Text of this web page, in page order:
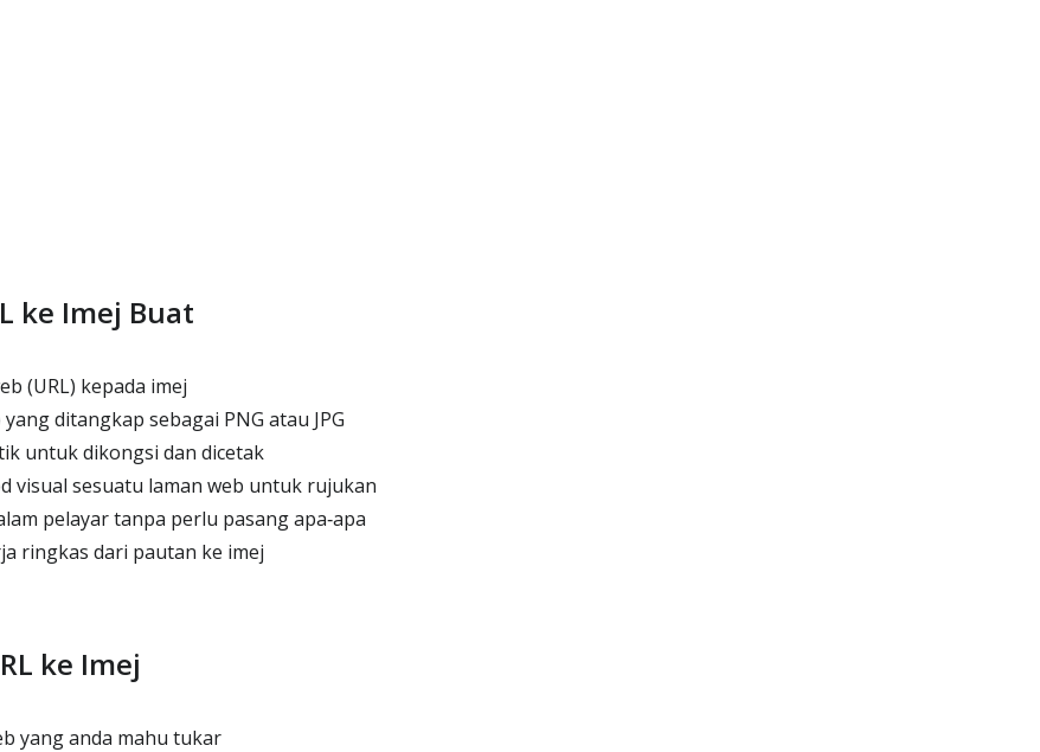
ke Imej Buat
(URL) kepada imej
ditangkap sebagai PNG atau JPG
untuk dikongsi dan dicetak
visual sesuatu laman web untuk rujukan
pelayar tanpa perlu pasang apa‑apa
ringkas dari pautan ke imej
ke Imej
yang anda mahu tukar